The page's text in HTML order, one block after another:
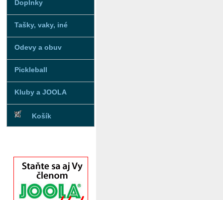
Doplnky
Tašky, vaky, iné
Odevy a obuv
Pickleball
Kluby a JOOLA
Košík